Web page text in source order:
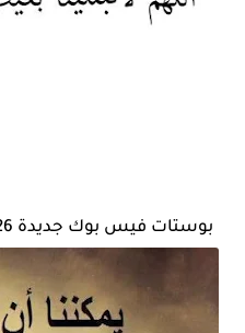
بوستات فيس بوك جديدة 2026 اجمل البوستات مصورة